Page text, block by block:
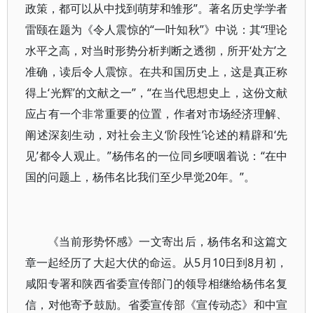
政策，都可以从中找到萌芽和雏形”。著名历史学学者
雷颐在题为《令人震惊的“一叶知秋”》中说：其“理论
水平之高，对当时形势分析判断之透彻，所开‘处方’之
准确，读后令人震惊。在共和国历史上，这是真正称
得上‘光辉’的文献之一”，“在当代思想史上，这份文献
应占有一个非常重要的位置，作者对市场经济理解、
阐述深刻生动，对社会主义‘阶段性’论述的精辟和‘先
见’都令人观止。”杨伟名的一位同乡哽咽着说：“在中
国的问题上，杨伟名比我们至少早觉20年。”。
《当前形势怀感》一文寄出后，杨伟名和这篇文
章一起经历了大起大伏的命运。从5月10日到8月初，
咸阳专署和陕西省委宣传部门的领导相继给杨伟名复
信，对他寄予鼓励。省委宣传部《宣传动态》和中宣